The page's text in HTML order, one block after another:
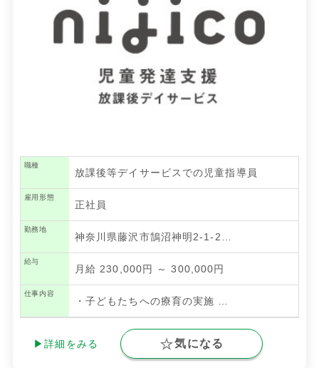
職種
放課後等デイサービスでの児童指導員
雇用形態
正社員
勤務地
神奈川県藤沢市鵠沼神明2-1-2…
給与
月給 230,000円 ～ 300,000円
仕事内容
・子どもたちへの療育の実施 …
▶詳細をみる 気になる